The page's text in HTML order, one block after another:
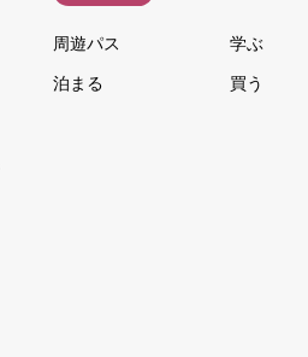
周遊パス 学ぶ
泊まる 買う